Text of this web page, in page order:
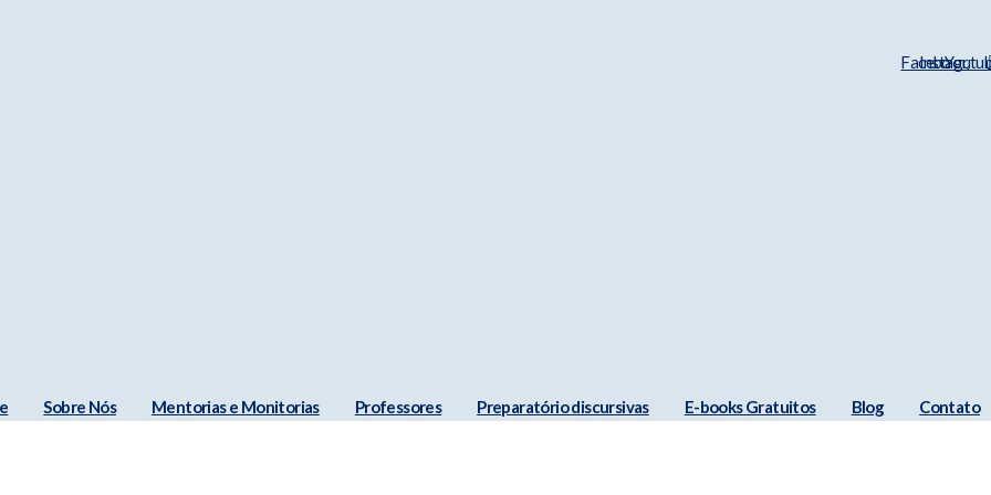
Facebook
Instagram
Sobre Nós Mentorias e Monitorias Professores Preparatório discursivas E-books Gratuitos Blog Contato